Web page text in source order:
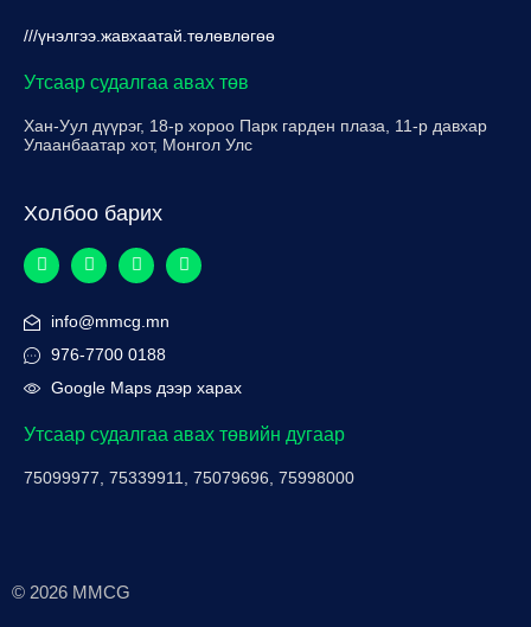
///үнэлгээ.жавхаатай.төлөвлөгөө
Утсаар судалгаа авах төв
Хан-Уул дүүрэг, 18-р хороо Парк гарден плаза, 11-р давхар
Улаанбаатар хот, Монгол Улс
Холбоо барих
info@mmcg.mn
976-7700 0188
Google Maps дээр харах
Утсаар судалгаа авах төвийн дугаар
75099977, 75339911, 75079696, 75998000
© 2026 MMCG